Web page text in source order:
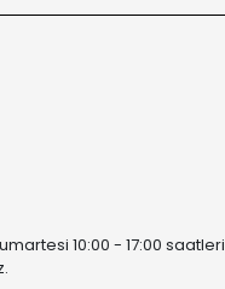
10:00 - 17:00 saatleri